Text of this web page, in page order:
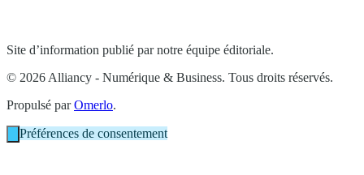
Site d’information publié par notre équipe éditoriale.
© 2026 Alliancy - Numérique & Business. Tous droits réservés.
Propulsé parOmerlo.
Préférences de consentement